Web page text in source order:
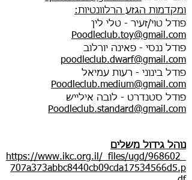
ומקדמות הגזע הרלוונטיות:
פודל טוי/זעיר - טלי לין
Poodleclub.toy@gmail.com
פודל ננסי - פאינה יורלוב
poodleclub.dwarf@gmail.com
פודל בינוני - רעות עמיאל
Poodleclub.medium@gmail.com
פודל סטנדרט - לובה אילייש
Poodleclub.standard@gmail.com
נוהל גידול משלים
https://www.ikc.org.il/_files/ugd/968602_
707a373abbc8440cb09cda17534566d5.p